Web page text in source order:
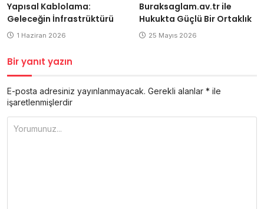
Yapısal Kablolama:
Geleceğin İnfrastrüktürü
1 Haziran 2026
Buraksaglam.av.tr ile
Hukukta Güçlü Bir Ortaklık
25 Mayıs 2026
Bir yanıt yazın
E-posta adresiniz yayınlanmayacak. Gerekli alanlar * ile
işaretlenmişlerdir